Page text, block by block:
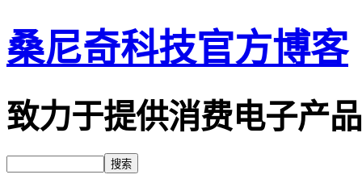
桑尼奇科技官方博客
致力于提供消费电子产